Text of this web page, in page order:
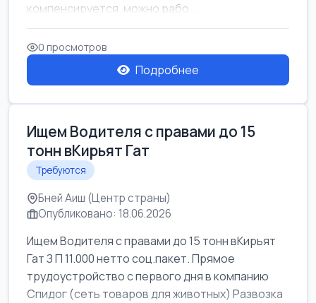
компенсируется. можно рабо...
0 просмотров
Подробнее
Ищем Водителя с правами до 15
тонн вКирьят Гат
Требуются
Бней Аиш (Центр страны)
Опубликовано: 18.06.2026
Ищем Водителя с правами до 15 тонн вКирьят
Гат З П 11.000 нетто соц.пакет. Прямое
трудоустройство с первого дня в компанию
Спидог (сеть товаров для животных) Развозка